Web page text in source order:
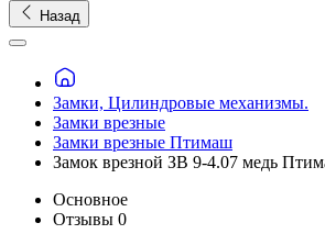
Назад
Замки, Цилиндровые механизмы.
Замки врезные
Замки врезные Птимаш
Замок врезной ЗВ 9-4.07 медь
Основное
Отзывы 0